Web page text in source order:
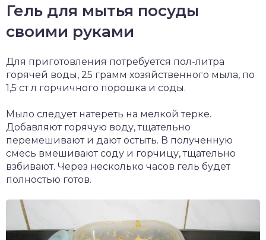
Гель для мытья посуды
своими руками
Для приготовления потребуется пол-литра
горячей воды, 25 грамм хозяйственного мыла, по
1,5 ст л горчичного порошка и соды.
Мыло следует натереть на мелкой терке.
Добавляют горячую воду, тщательно
перемешивают и дают остыть. В полученную
смесь вмешивают соду и горчицу, тщательно
взбивают. Через несколько часов гель будет
полностью готов.